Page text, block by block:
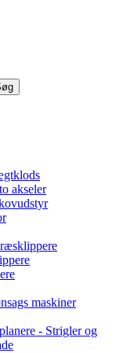
akseler
maskiner
- Strigler og